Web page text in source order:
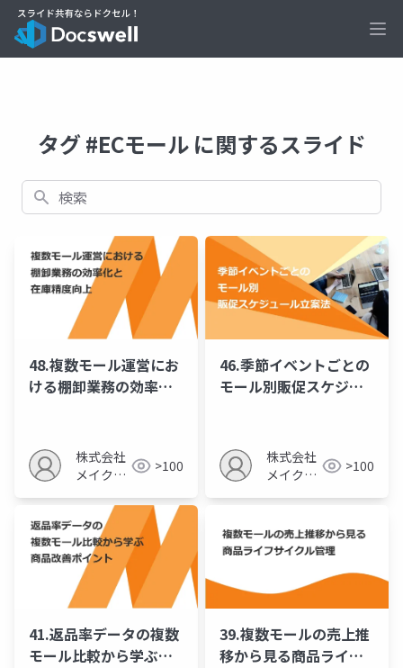
タグ #ECモール に関するスライド
検索
48.複数モール運営にお
ける棚卸業務の効率化
株式会社
メイクア
>100
46.季節イベントごとの
モール別販促スケジュ
株式会社
メイクア
>100
41.返品率データの複数
モール比較から学ぶ商
39.複数モールの売上推
移から見る商品ライフ